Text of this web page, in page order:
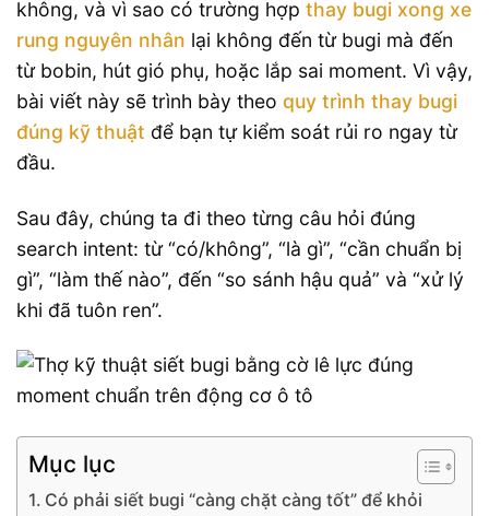
không, và vì sao có trường hợp thay bugi xong xe
rung nguyên nhân lại không đến từ bugi mà đến
từ bobin, hút gió phụ, hoặc lắp sai moment. Vì vậy,
bài viết này sẽ trình bày theo quy trình thay bugi
đúng kỹ thuật để bạn tự kiểm soát rủi ro ngay từ
đầu.
Sau đây, chúng ta đi theo từng câu hỏi đúng
search intent: từ “có/không”, “là gì”, “cần chuẩn bị
gì”, “làm thế nào”, đến “so sánh hậu quả” và “xử lý
khi đã tuôn ren”.
Mục lục
Có phải siết bugi “càng chặt càng tốt” để khỏi